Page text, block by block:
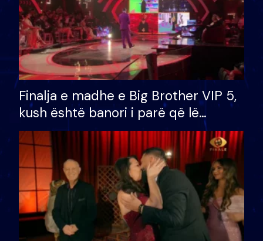
Finalja e madhe e Big Brother VIP 5,
kush është banori i parë që lë
shtëpinë dhe humb mundësinë për
të fituar çmimin e madh